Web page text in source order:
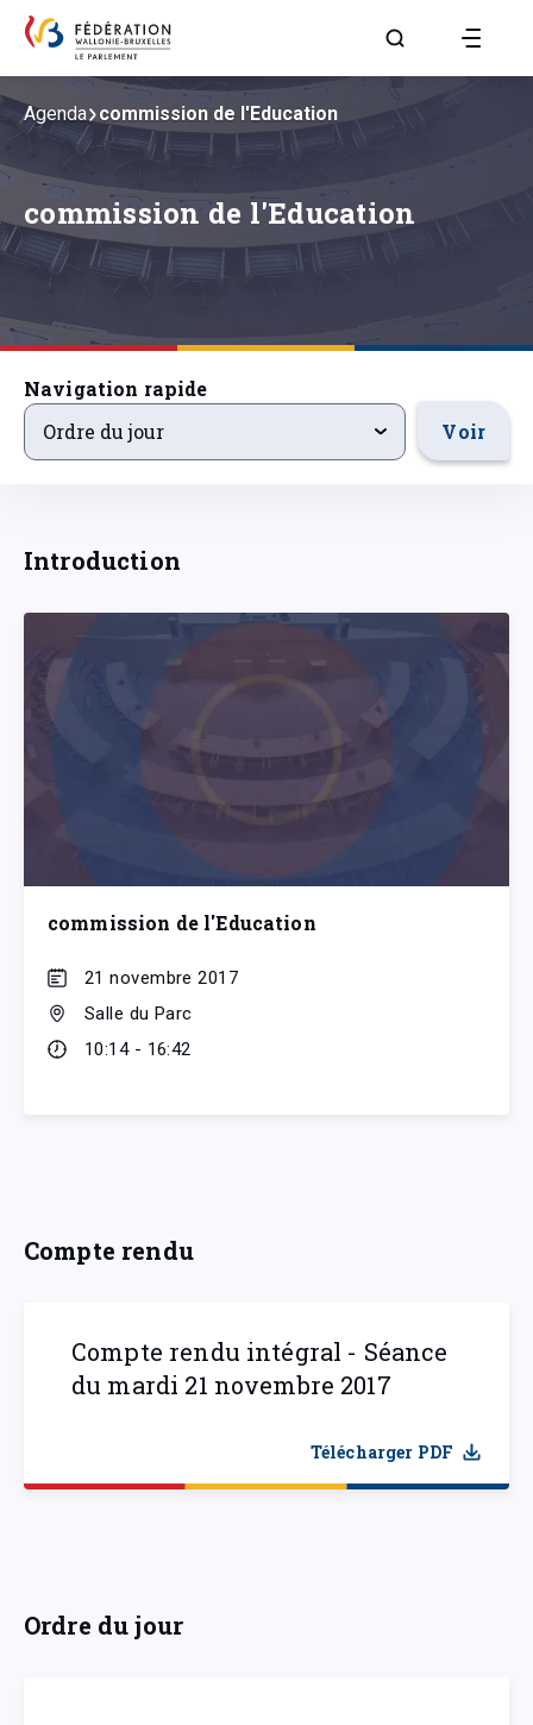
Aller à la page
commission de l'Education
Agenda commission de l'Education
Navigation rapide
ordre-du-jour
Ordre du jour Voir
Introduction
commission de l'Education
21 novembre 2017
Salle du Parc
10:14 - 16:42
Compte rendu
Compte rendu intégral - Séance
du mardi 21 novembre 2017
Télécharger PDF
Ordre du jour